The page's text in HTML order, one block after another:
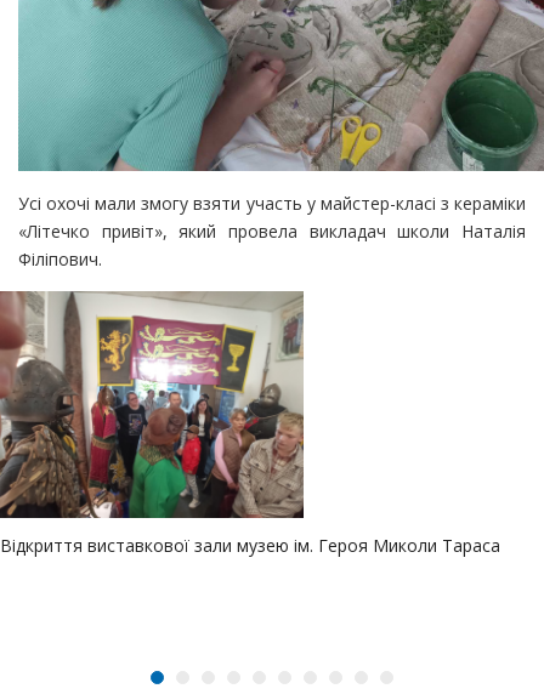
Усі охочі мали змогу взяти участь у майстер-класі з кераміки
«Літечко привіт», який провела викладач школи Наталія
Філіпович.
Відкриття виставкової зали музею ім. Героя Миколи Тараса